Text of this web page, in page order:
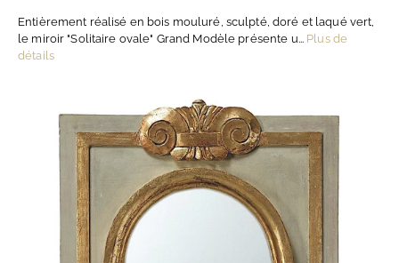
r
e
Entièrement réalisé en bois mouluré, sculpté, doré et laqué vert,
le miroir "Solitaire ovale" Grand Modèle présente u... Plus de
détails